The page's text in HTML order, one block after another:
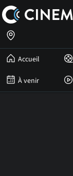
Accueil
À venir